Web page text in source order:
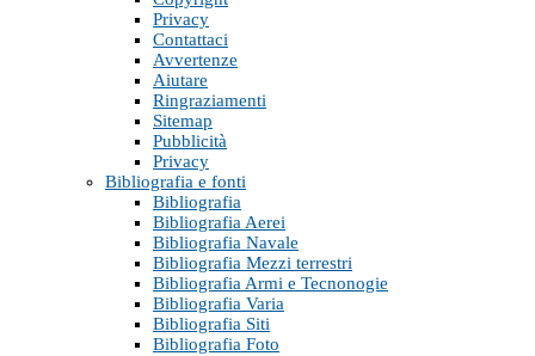
Privacy
Contattaci
Avvertenze
Aiutare
Ringraziamenti
Sitemap
Pubblicità
Privacy
Bibliografia e fonti
Bibliografia
Bibliografia Aerei
Bibliografia Navale
Bibliografia Mezzi terrestri
Bibliografia Armi e Tecnonogie
Bibliografia Varia
Bibliografia Siti
Bibliografia Foto